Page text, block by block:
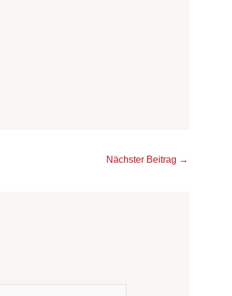
Nächster Beitrag →